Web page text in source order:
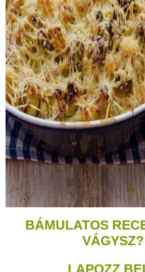
BÁMULATOS
VÁGYSZ?
LAPOZZ